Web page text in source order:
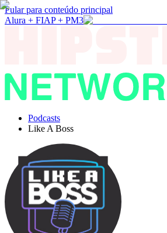
Pular para conteúdo principal
Alura + FIAP + PM3
Podcasts
Like A Boss